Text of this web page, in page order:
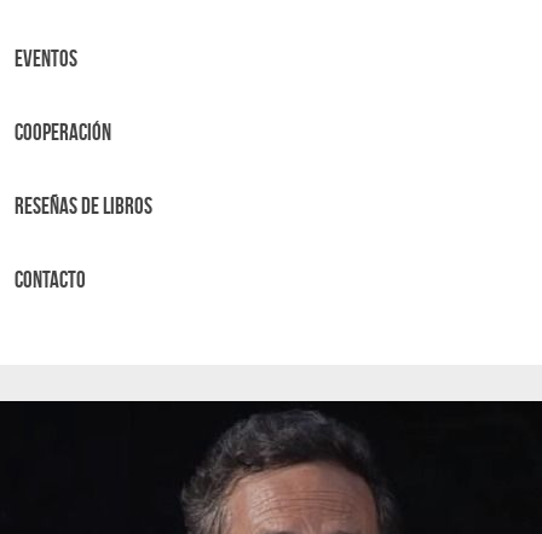
Eventos
Cooperación
Reseñas de libros
Contacto